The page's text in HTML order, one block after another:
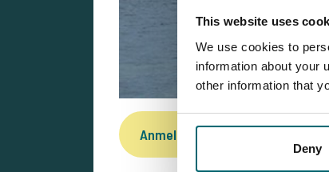
This website uses
We use cookies to
information about your
other information that
Deny
Anmelden für die besten